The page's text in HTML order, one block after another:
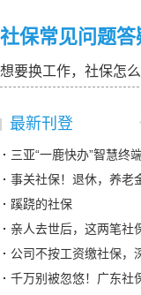
社保常见问题答
想要换工作，社保怎么
最新刊登
三亚“一鹿快办”智慧终
事关社保！退休，养老
蹊跷的社保
亲人去世后，这两笔社
公司不按工资缴社保，
千万别被忽悠！广东社